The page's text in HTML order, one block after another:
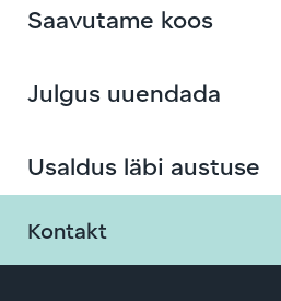
Saavutame koos
Julgus uuendada
Usaldus läbi austuse
Kontakt